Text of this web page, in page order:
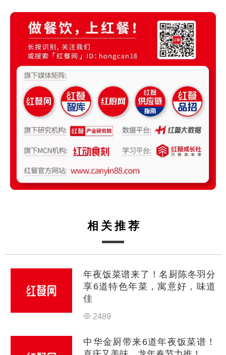
相关推荐
年夜饭菜谱来了！名厨陈冬羽分
享6道特色年菜，寓意好，味道
佳
2489
中华金厨带来6道年夜饭菜谱！